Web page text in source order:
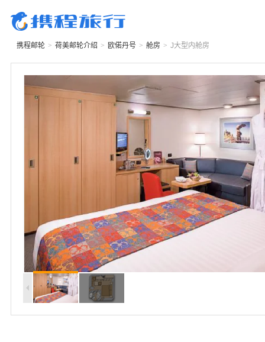
携程邮轮 > 荷美邮轮介绍 > 欧偌丹号 > 舱房 > J大型内舱房